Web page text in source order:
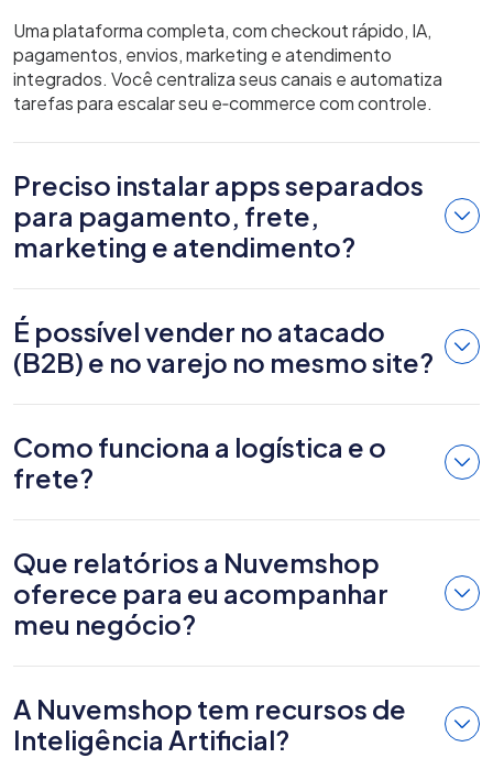
Uma plataforma completa, com checkout rápido, IA,
pagamentos, envios, marketing e atendimento
integrados. Você centraliza seus canais e automatiza
tarefas para escalar seu e‑commerce com controle.
Preciso instalar apps separados
para pagamento, frete,
marketing e atendimento?
É possível vender no atacado
(B2B) e no varejo no mesmo site?
Como funciona a logística e o
frete?
Que relatórios a Nuvemshop
oferece para eu acompanhar
meu negócio?
A Nuvemshop tem recursos de
Inteligência Artificial?